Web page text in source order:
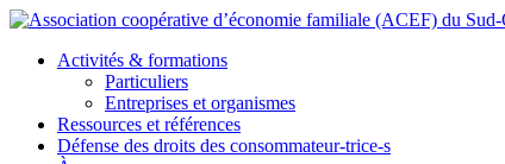
Activités & formations
Particuliers
Entreprises et organismes
Ressources et références
Défense des droits des consommateur-trice-s